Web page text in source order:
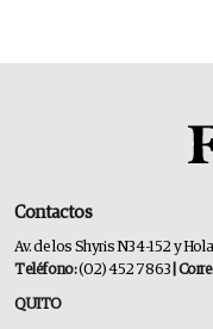
Contactos
Av. de los Shyris N34-152 y
Teléfono:(02) 452 7863 |
QUITO